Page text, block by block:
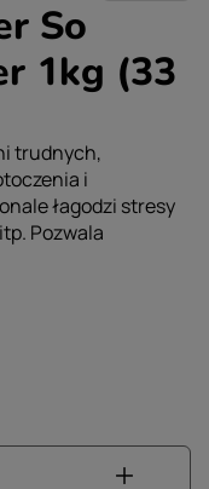
So
1kg (33
trudnych,
i
łagodzi stresy
Pozwala